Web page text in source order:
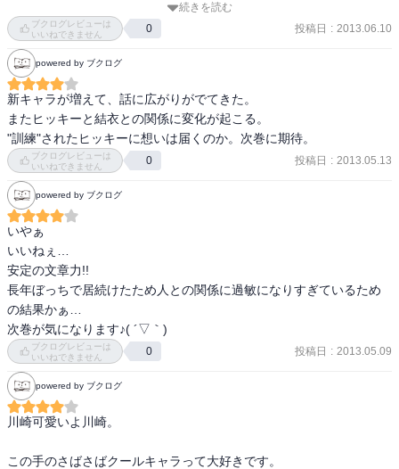
最後はなんかぎゅーっと胸がしめつけられました。くぅぅー、せつ
ねぇーっ！
しかし、こういった感じのラノベってだいたいマンネリ化しちゃう
のになぁ。まだ２巻だから？すごい勢いもあって一気に読んじゃい
ました。
あー、面白かった！
続きを読む
ブクログレビューは
いいねできません
0 投稿日 : 2013.06.10
powered by ブクログ
新キャラが増えて、話に広がりがでてきた。
またヒッキーと結衣との関係に変化が起こる。
"訓練"されたヒッキーに想いは届くのか。次巻に期待。
ブクログレビューは
いいねできません
0 投稿日 : 2013.05.13
powered by ブクログ
いやぁ
いいねぇ…
安定の文章力!!
長年ぼっちで居続けたため人との関係に過敏になりすぎているため
の結果かぁ…
次巻が気になります♪( ´▽｀)
ブクログレビューは
いいねできません
0 投稿日 : 2013.05.09
powered by ブクログ
川崎可愛いよ川崎。
この手のさばさばクールキャラって大好きです。